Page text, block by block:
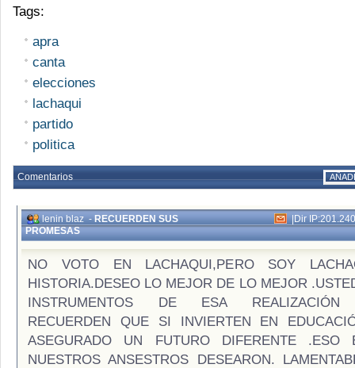
Tags:
apra
canta
elecciones
lachaqui
partido
politica
Comentarios
lenin blaz-RECUERDEN SUS
PROMESAS
|Dir
NO VOTO EN LACHAQUI,PERO SOY
HISTORIA.DESEO LO MEJOR DE LO MEJOR
INSTRUMENTOS DE ESA REALIZACIÓN
RECUERDEN QUE SI INVIERTEN EN
ASEGURADO UN FUTURO DIFERENTE
NUESTROS ANSESTROS DESEARON.